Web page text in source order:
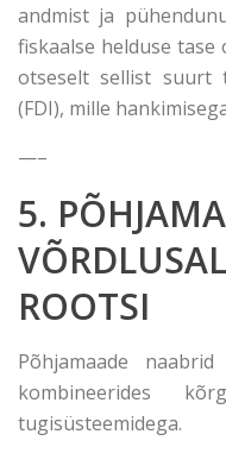
andmist ja
fiskaalse helduse
otseselt sellist suurt
(FDI), mille
—–
5.
ROOTSI
Põhjamaade
kombineerides
tugisüsteemidega.